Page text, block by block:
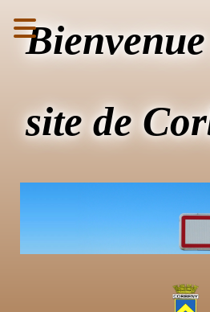
site de